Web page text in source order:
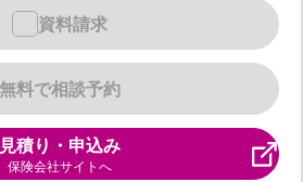
無料で相談予約
資料請求
見積り・申込み
保険会社サイトへ